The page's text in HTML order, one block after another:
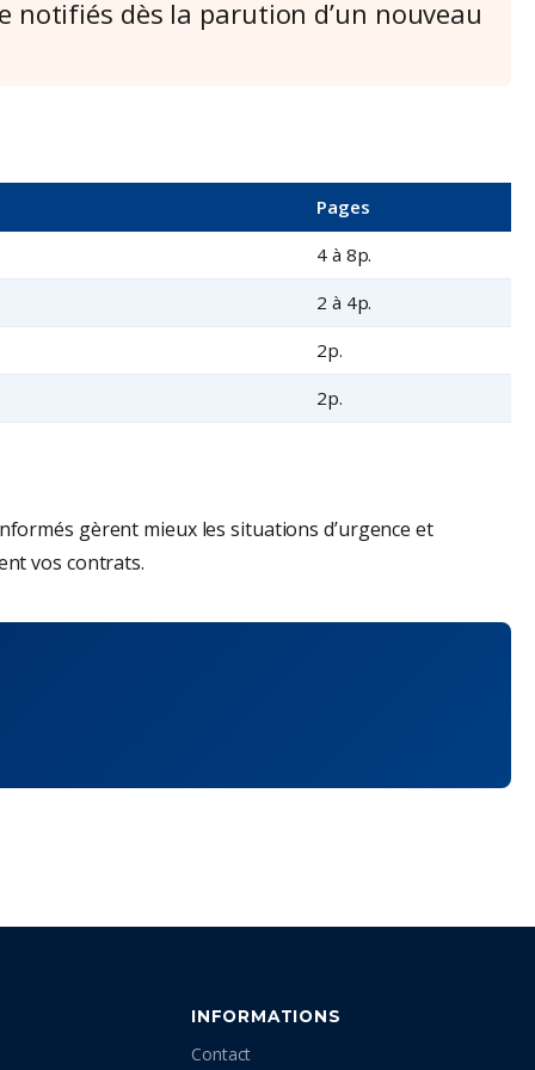
notifiés dès la parution d’un nouveau
Pages
4 à 8p.
2 à 4p.
2p.
2p.
gèrent mieux les situations d’urgence et
vos contrats.
INFORMATIONS
Contact